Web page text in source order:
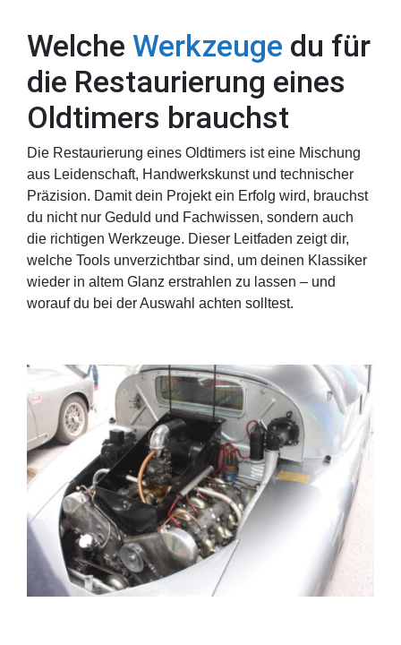
Welche Werkzeuge du für
die Restaurierung eines
Oldtimers brauchst
Die Restaurierung eines Oldtimers ist eine Mischung
aus Leidenschaft, Handwerkskunst und technischer
Präzision. Damit dein Projekt ein Erfolg wird, brauchst
du nicht nur Geduld und Fachwissen, sondern auch
die richtigen Werkzeuge. Dieser Leitfaden zeigt dir,
welche Tools unverzichtbar sind, um deinen Klassiker
wieder in altem Glanz erstrahlen zu lassen – und
worauf du bei der Auswahl achten solltest.